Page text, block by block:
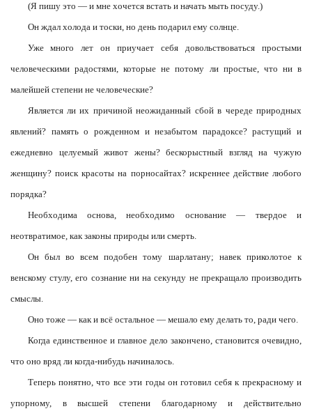
(Я пишу это — и мне хочется встать и начать мыть посуду.)
Он ждал холода и тоски, но день подарил ему солнце.
Уже много лет он приучает себя довольствоваться простыми
человеческими радостями, которые не потому ли простые, что ни в
малейшей степени не человеческие?
Является ли их причиной неожиданный сбой в череде природных
явлений? память о рожденном и незабытом парадоксе? растущий и
ежедневно целуемый живот жены? бескорыстный взгляд на чужую
женщину? поиск красоты на порносайтах? искреннее действие любого
порядка?
Необходима основа, необходимо основание — твердое и
неотвратимое, как законы природы или смерть.
Он был во всем подобен тому шарлатану; навек приколотое к
венскому стулу, его сознание ни на секунду не прекращало производить
смыслы.
Оно тоже — как и всё остальное — мешало ему делать то, ради чего.
Когда единственное и главное дело закончено, становится очевидно,
что оно вряд ли когда-нибудь начиналось.
Теперь понятно, что все эти годы он готовил себя к прекрасному и
упорному, в высшей степени благодарному и действительно